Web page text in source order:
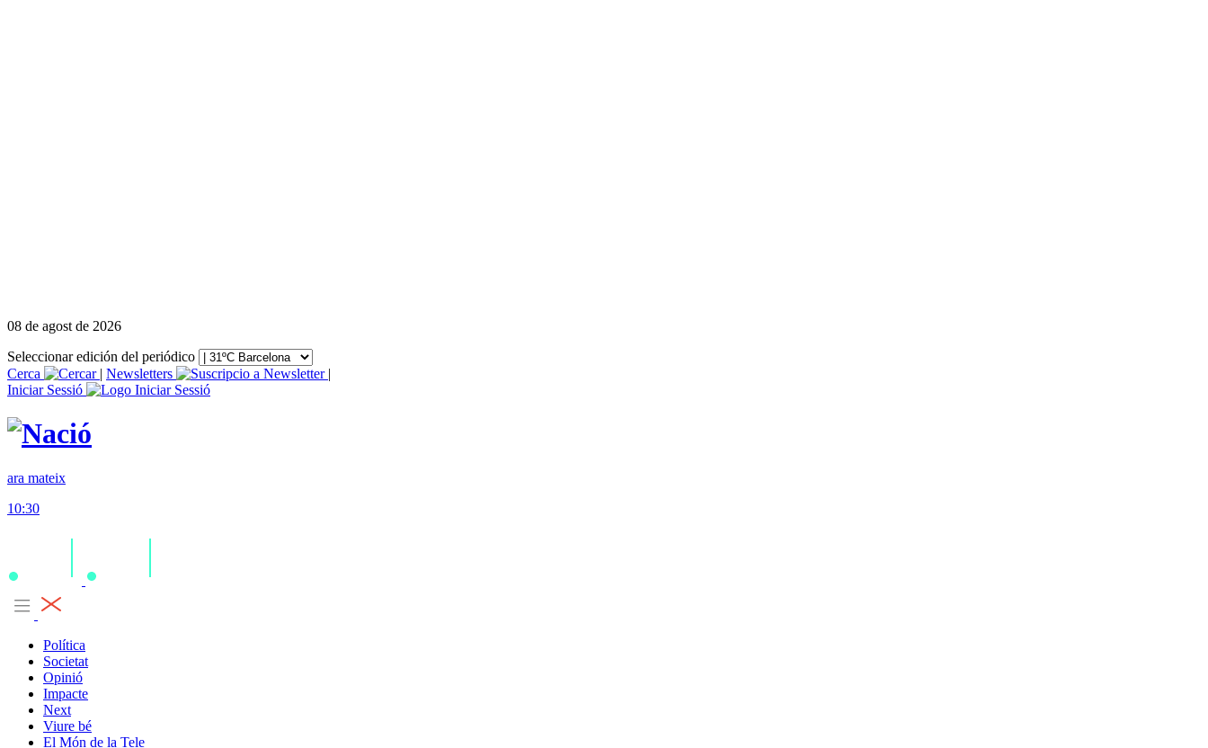
08 de agost de 2026
Seleccionar edición del periódico
Cerca
| Newsletters
|
Iniciar Sessió
ara mateix
10:30
Política
Societat
Opinió
Impacte
Next
Viure bé
El Món de la Tele